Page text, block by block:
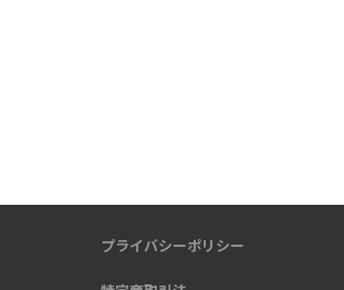
プライバシーポリシー